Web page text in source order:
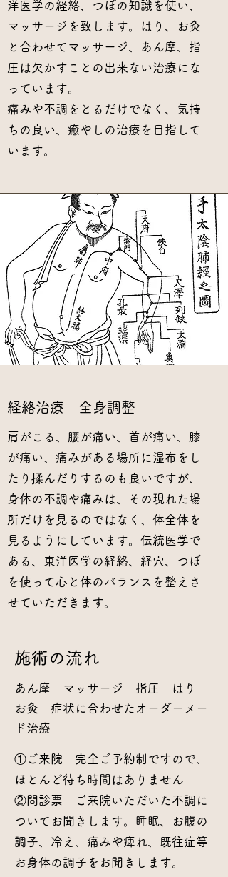
洋医学の経絡、つぼの知識を使い、
マッサージを致します。はり、お灸
と合わせてマッサージ、あん摩、指
圧は欠かすことの出来ない治療にな
っています。
痛みや不調をとるだけでなく、気持
ちの良い、癒やしの治療を目指して
います。
​経絡治療 全身調整
肩がこる、腰が痛い、首が痛い、膝
が痛い、痛みがある場所に湿布をし
たり揉んだりするのも良いですが、
身体の不調や痛みは、その現れた場
所だけを見るのではなく、体全体を
見るようにしています。伝統医学で
ある、東洋医学の経絡、経穴、つぼ
を使って心と体のバランスを整えさ
せていただきます。
施術の流れ
あん摩 マッサージ 指圧 はり
お灸 症状に合わせたオーダーメー
ド治療
①ご来院 完全ご予約制ですので、
ほとんど待ち時間はありません
②問診票 ご来院いただいた不調に
ついてお聞きします。睡眠、お腹の
調子、冷え、痛みや痺れ、既往症等
お身体の調子をお聞きします。